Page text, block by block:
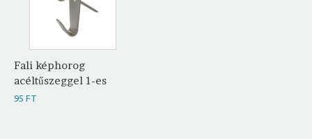
Fali képhorog
acéltűszeggel 1-es
95 FT